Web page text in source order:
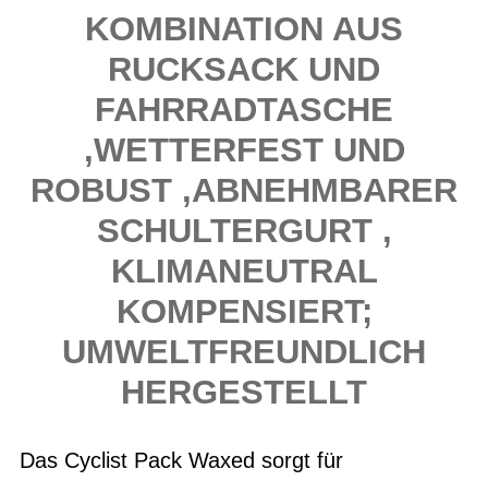
KOMBINATION AUS
RUCKSACK UND
FAHRRADTASCHE
,WETTERFEST UND
ROBUST ,ABNEHMBARER
SCHULTERGURT ,
KLIMANEUTRAL
KOMPENSIERT;
UMWELTFREUNDLICH
HERGESTELLT
Das Cyclist Pack Waxed sorgt für